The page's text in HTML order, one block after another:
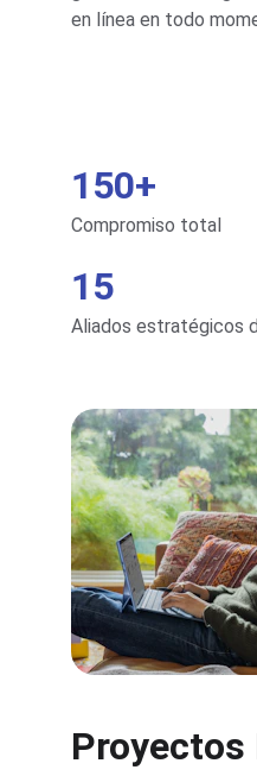
en línea en todo
150+
15
Aliados estratégicos
Compromiso total
Proyectos